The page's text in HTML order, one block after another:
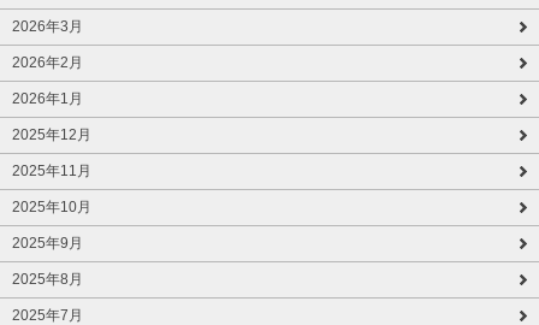
2026年3月
2026年2月
2026年1月
2025年12月
2025年11月
2025年10月
2025年9月
2025年8月
2025年7月